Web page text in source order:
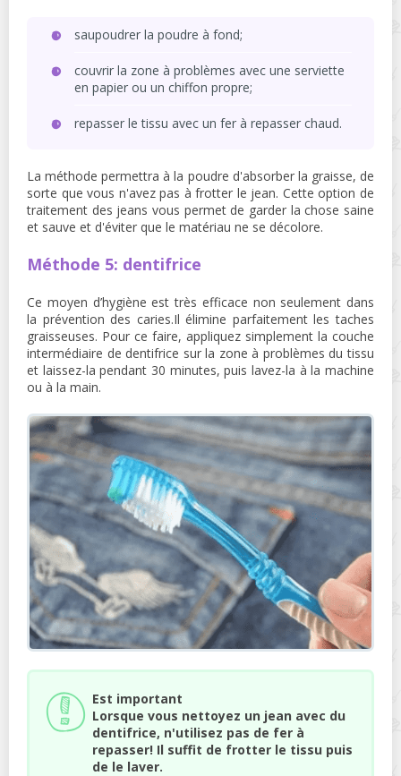
saupoudrer la poudre à fond;
couvrir la zone à problèmes avec une serviette
en papier ou un chiffon propre;
repasser le tissu avec un fer à repasser chaud.
La méthode permettra à la poudre d'absorber la graisse, de
sorte que vous n'avez pas à frotter le jean. Cette option de
traitement des jeans vous permet de garder la chose saine
et sauve et d'éviter que le matériau ne se décolore.
Méthode 5: dentifrice
Ce moyen d’hygiène est très efficace non seulement dans
la prévention des caries.Il élimine parfaitement les taches
graisseuses. Pour ce faire, appliquez simplement la couche
intermédiaire de dentifrice sur la zone à problèmes du tissu
et laissez-la pendant 30 minutes, puis lavez-la à la machine
ou à la main.
Est important
Lorsque vous nettoyez un jean avec du
dentifrice, n'utilisez pas de fer à
repasser! Il suffit de frotter le tissu puis
de le laver.